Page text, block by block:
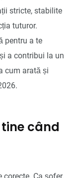
stricte, stabilite
tuturor.
pentru a te
a contribui la un
cum arată și
când
corecte. Ca șofer,